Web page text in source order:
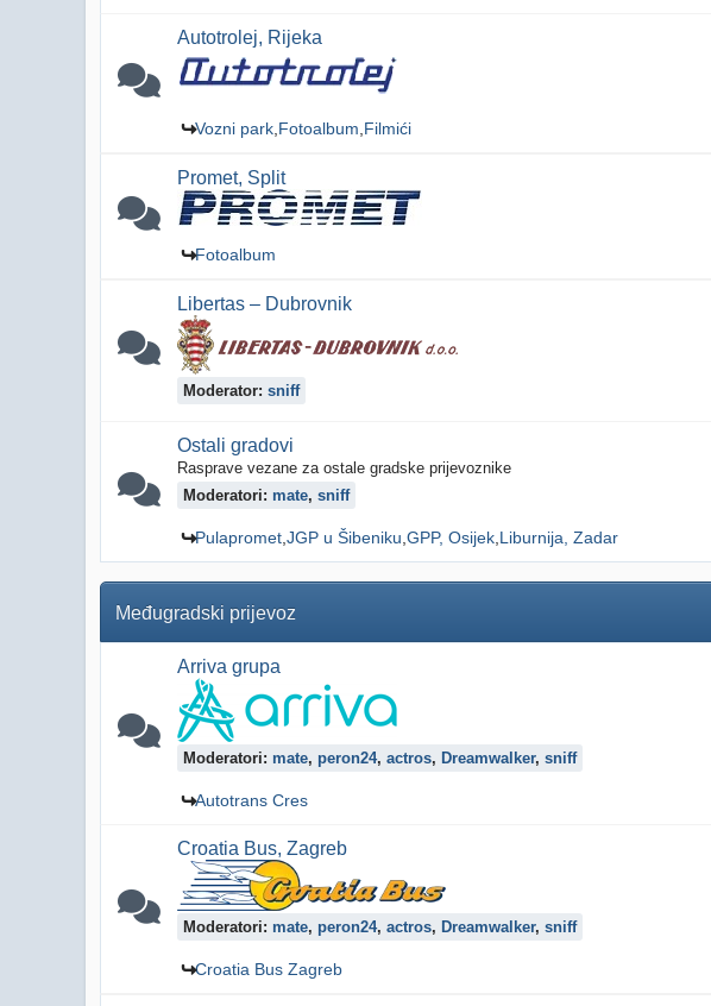
Autotrolej, Rijeka
Vozni park Fotoalbum Filmići
Promet, Split
Fotoalbum
Libertas – Dubrovnik
Moderator: sniff
Ostali gradovi
Rasprave vezane za ostale gradske prijevoznike
Moderatori: mate, sniff
Pulapromet JGP u Šibeniku GPP, Osijek Liburnija, Zadar
Međugradski prijevoz
Arriva grupa
Moderatori: mate, peron24, actros, Dreamwalker, sniff
Autotrans Cres
Croatia Bus, Zagreb
Moderatori: mate, peron24, actros, Dreamwalker, sniff
Croatia Bus Zagreb